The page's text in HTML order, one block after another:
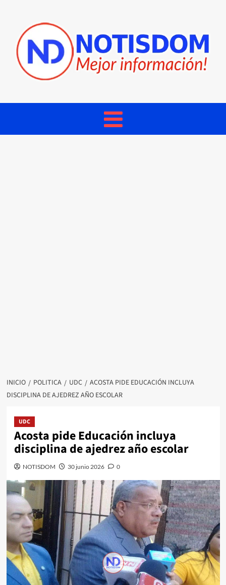
INICIO POLITICA UDC
ACOSTA PIDE EDUCACIÓN INCLUYA
DISCIPLINA DE AJEDREZ AÑO ESCOLAR
UDC
Acosta pide Educación incluya
disciplina de ajedrez año escolar
NOTISDOM 30 junio 2026 0